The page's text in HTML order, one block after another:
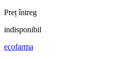
Preț întreg
indisponibil
ecofarma